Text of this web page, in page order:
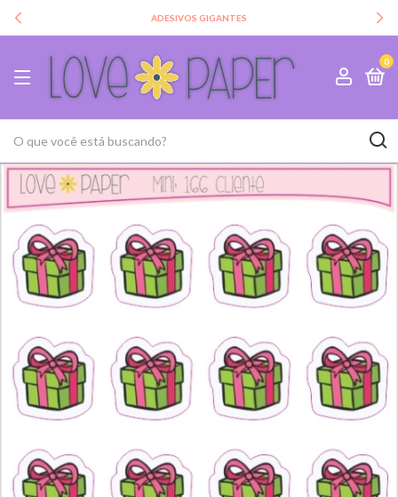
ADESIVOS GIGANTES
0